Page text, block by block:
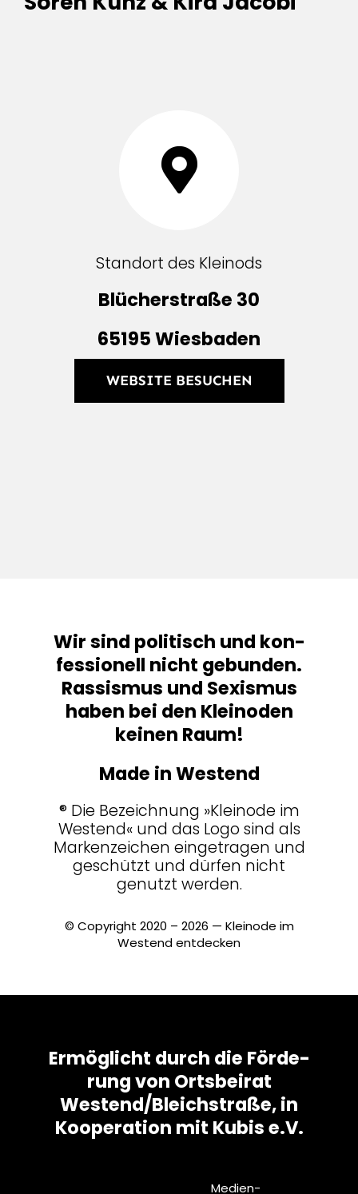
Standort des Kleinods
Blü­cher­straße 30
65195 Wies­baden
WEB­SITE BESUCHEN
Wir sind poli­tisch und kon­
fes­sio­nell nicht gebunden.
Ras­sismus und Sexismus
haben bei den Klein­oden
keinen Raum!
Made in Westend
® Die Bezeich­nung »Kleinode im
Westend« und das Logo sind als
Mar­ken­zei­chen ein­ge­tragen und
geschützt und dürfen nicht
genutzt werden.
© Copy­right 2020 – 2026 — Kleinode im
Westend entdecken
Ermög­licht durch die För­de­
rung von Orts­beirat
Westend/​Bleichstraße, in
Koope­ra­tion mit Kubis e.V.
Medi­en­